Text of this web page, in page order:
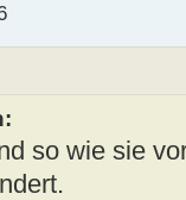
so wie sie